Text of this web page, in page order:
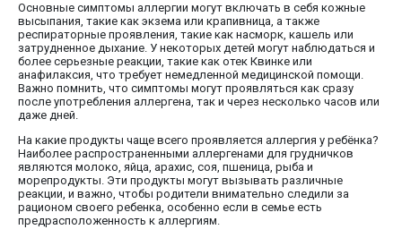
Основные симптомы аллергии могут включать в себя кожные
высыпания, такие как экзема или крапивница, а также
респираторные проявления, такие как насморк, кашель или
затрудненное дыхание. У некоторых детей могут наблюдаться и
более серьезные реакции, такие как отек Квинке или
анафилаксия, что требует немедленной медицинской помощи.
Важно помнить, что симптомы могут проявляться как сразу
после употребления аллергена, так и через несколько часов или
даже дней.
На какие продукты чаще всего проявляется аллергия у ребёнка?
Наиболее распространенными аллергенами для грудничков
являются молоко, яйца, арахис, соя, пшеница, рыба и
морепродукты. Эти продукты могут вызывать различные
реакции, и важно, чтобы родители внимательно следили за
рационом своего ребенка, особенно если в семье есть
предрасположенность к аллергиям.